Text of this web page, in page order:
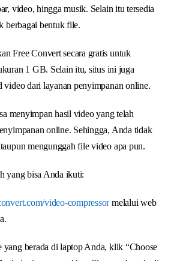
video, hingga musik. Selain itu tersedia
berbagai bentuk file.
Free Convert secara gratis untuk
1 GB. Selain itu, situs ini juga
dari layanan penyimpanan online.
menyimpan hasil video yang telah
online. Sehingga, Anda tidak
mengunggah file video apa pun.
yang bisa Anda ikuti:
video-compressormelalui web
berada di laptop Anda, klik “Choose